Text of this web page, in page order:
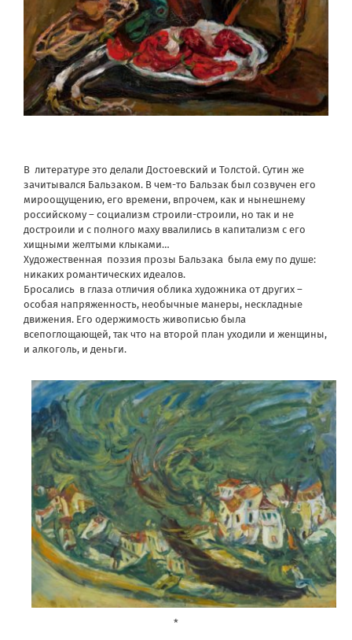
В литературе это делали Достоевский и Толстой. Сутин же
зачитывался Бальзаком. В чем-то Бальзак был созвучен его
мироощущению, его времени, впрочем, как и нынешнему
российскому – социализм строили-строили, но так и не
достроили и с полного маху ввалились в капитализм с его
хищными желтыми клыками…
Художественная поэзия прозы Бальзака была ему по душе:
никаких романтических идеалов.
Бросались в глаза отличия облика художника от других –
особая напряженность, необычные манеры, нескладные
движения. Его одержимость живописью была
всепоглощающей, так что на второй план уходили и женщины,
и алкоголь, и деньги.
*